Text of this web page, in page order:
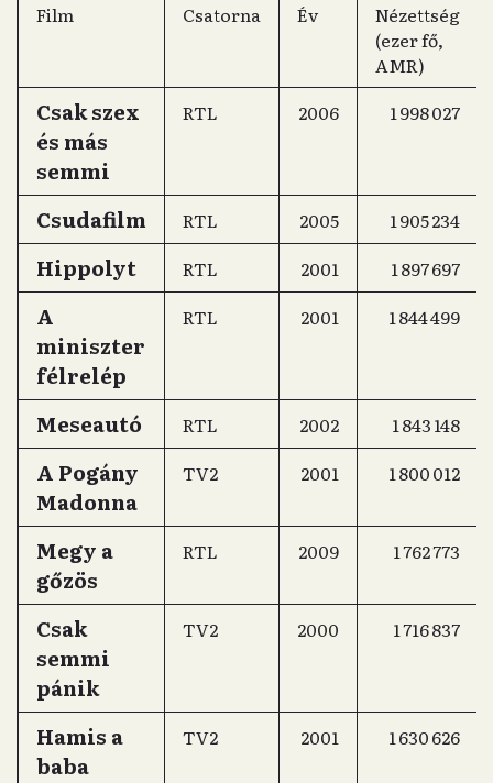
Film Csatorna Év
Nézettség
(ezer fő,
AMR)
Csak szex
és más
semmi
RTL 2006 1 998 027
Csudafilm RTL 2005 1 905 234
Hippolyt RTL 2001 1 897 697
A
miniszter
félrelép
RTL 2001 1 844 499
Meseautó RTL 2002 1 843 148
A Pogány
Madonna
TV2 2001 1 800 012
Megy a
gőzös
RTL 2009 1 762 773
Csak
semmi
pánik
TV2 2000 1 716 837
Hamis a
baba
TV2 2001 1 630 626